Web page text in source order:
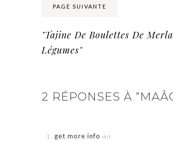
PAGE SUIVANTE
"Tajine De Boulettes De
Légumes"
2 RÉPONSES À
get more info dit :